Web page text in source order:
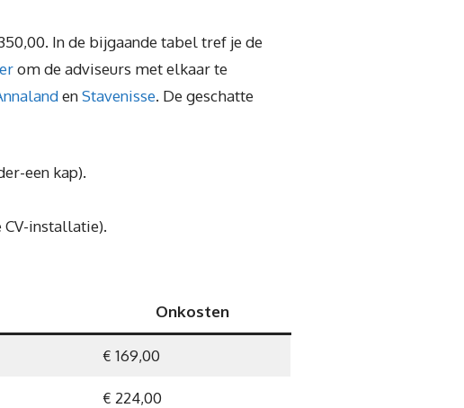
In de bijgaande tabel tref je de
om de adviseurs met elkaar te
enStavenisse. De geschatte
een kap).
CV-installatie).
Onkosten
€ 169,00
€ 224,00